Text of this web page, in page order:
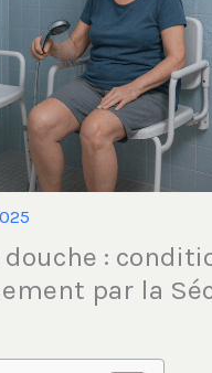
douche :
par la